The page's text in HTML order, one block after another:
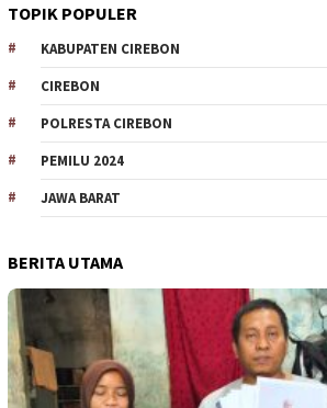
TOPIK POPULER
KABUPATEN CIREBON
CIREBON
POLRESTA CIREBON
PEMILU 2024
JAWA BARAT
BERITA UTAMA